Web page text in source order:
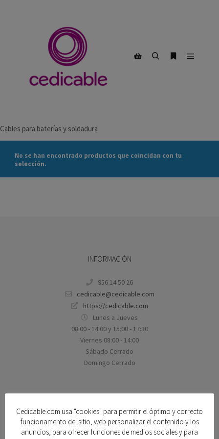
BATERÍA Y SOLDADURA
Cables para baterías y soldadura
No se han encontrado productos que coincidan con tu
selección.
INFORMACIÓN
956 14 50 26
cedicable@cedicable.com
https://cedicable.com
Lunes a Jueves
08:00 - 14:00 y 15:00 - 17:30
Viernes 08:00 - 14:00
Sábado Cerrado
Domingo Cerrado
¿Por qué comprar en Cedicable?
Cedicable.com usa "cookies" para permitir el óptimo y correcto
funcionamento del sitio, web personalizar el contenido y los
anuncios, para ofrecer funciones de medios sociales y para